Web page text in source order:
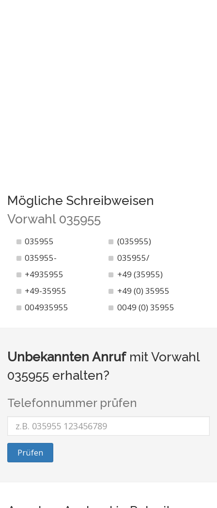
Mögliche Schreibweisen
Vorwahl 035955
035955
(035955)
035955-
035955/
+4935955
+49 (35955)
+49-35955
+49 (0) 35955
004935955
0049 (0) 35955
Unbekannten Anrufmit Vorwahl
035955 erhalten?
Telefonnummer prüfen
Prüfen